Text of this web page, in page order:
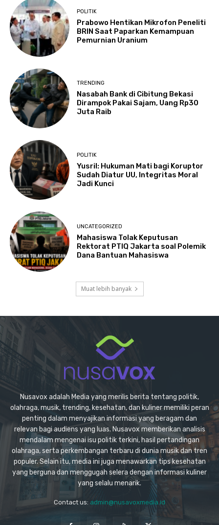
POLITIK
Prabowo Hentikan Mikrofon Peneliti
BRIN Saat Paparkan Kemampuan
Pemurnian Uranium
TRENDING
Nasabah Bank di Cibitung Bekasi
Dirampok Pakai Sajam, Uang Rp30
Juta Raib
POLITIK
Yusril: Hukuman Mati bagi Koruptor
Sudah Diatur UU, Integritas Moral
Jadi Kunci
UNCATEGORIZED
Mahasiswa Tolak Keputusan
Rektorat PTIQ Jakarta soal Polemik
Dana Bantuan Mahasiswa
Muat lebih banyak
Nusavox adalah Media yang merilis berita tentang politik,
olahraga, musik, trending, kesehatan, dan kuliner memiliki peran
penting dalam menyajikan informasi yang beragam dan
relevan bagi audiens yang luas. Nusavox memberikan analisis
mendalam mengenai isu politik terkini, hasil pertandingan
olahraga, serta perkembangan terbaru di dunia musik dan tren
populer. Selain itu, media ini juga menawarkan tips kesehatan
yang berguna dan menggugah selera dengan informasi kuliner
yang selalu menarik.
Contact us: admin@nusavoxmedia.id